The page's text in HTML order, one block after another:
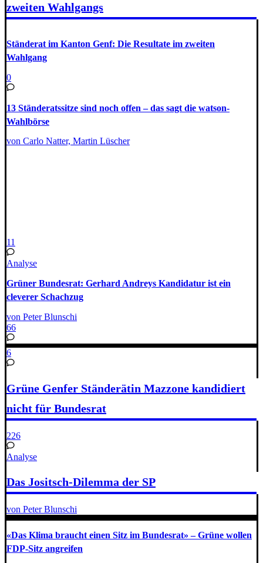
zweiten Wahlgangs
Ständerat im Kanton Genf: Die Resultate im zweiten
Wahlgang
0
13 Ständeratssitze sind noch offen – das sagt die watson-
Wahlbörse
von Carlo Natter, Martin Lüscher
11
Analyse
Grüner Bundesrat: Gerhard Andreys Kandidatur ist ein
cleverer Schachzug
von Peter Blunschi
66
6
Grüne Genfer Ständerätin Mazzone kandidiert
nicht für Bundesrat
226
Analyse
Das Jositsch-Dilemma der SP
von Peter Blunschi
«Das Klima braucht einen Sitz im Bundesrat» – Grüne wollen
FDP-Sitz angreifen